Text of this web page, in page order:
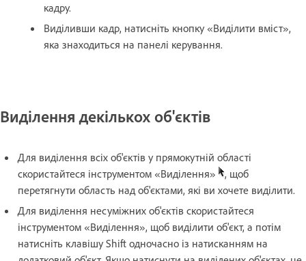
кадру.
Виділивши кадр, натисніть кнопку «Виділити вміст»,
яка знаходиться на панелі керування.
Виділення декількох об'єктів
Для виділення всіх об'єктів у прямокутній області
скористайтеся інструментом «Виділення»
, щоб
перетягнути область над об'єктами, які ви хочете виділити.
Для виділення несуміжних об'єктів скористайтеся
інструментом «Виділення», щоб виділити об'єкт, а потім
натисніть клавішу Shift одночасно із натисканням на